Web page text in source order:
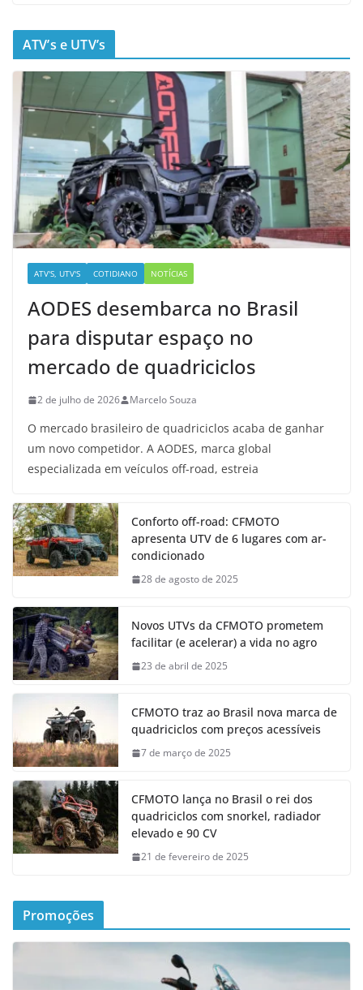
ATV’s e UTV’s
ATV'S, UTV'S COTIDIANO NOTÍCIAS
AODES desembarca no Brasil
para disputar espaço no
mercado de quadriciclos
2 de julho de 2026 Marcelo Souza
O mercado brasileiro de quadriciclos acaba de ganhar
um novo competidor. A AODES, marca global
especializada em veículos off-road, estreia
Conforto off-road: CFMOTO
apresenta UTV de 6 lugares com ar-
condicionado
28 de agosto de 2025
Novos UTVs da CFMOTO prometem
facilitar (e acelerar) a vida no agro
23 de abril de 2025
CFMOTO traz ao Brasil nova marca de
quadriciclos com preços acessíveis
7 de março de 2025
CFMOTO lança no Brasil o rei dos
quadriciclos com snorkel, radiador
elevado e 90 CV
21 de fevereiro de 2025
Promoções